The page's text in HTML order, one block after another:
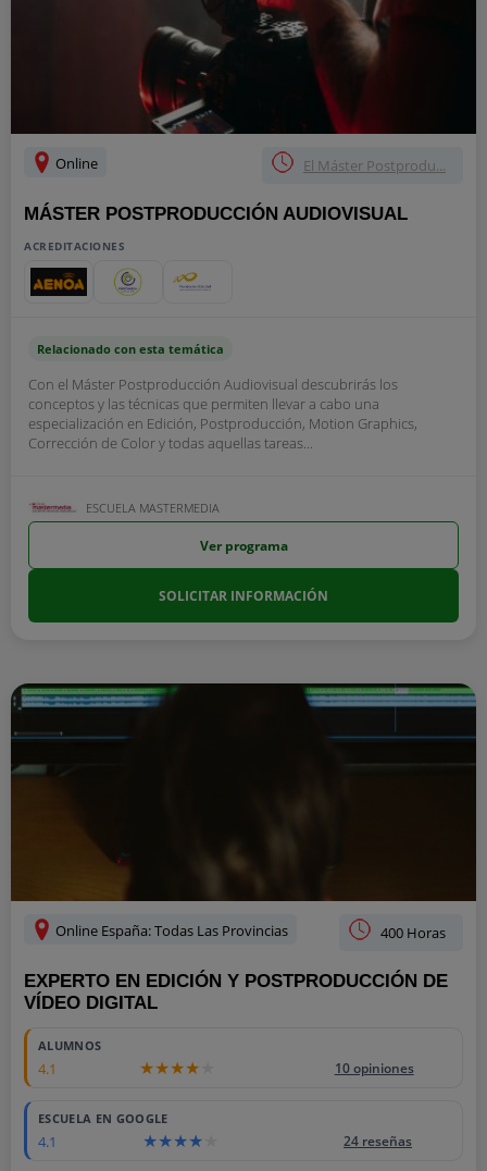
Online El Máster Postprodu...
MÁSTER POSTPRODUCCIÓN AUDIOVISUAL
ACREDITACIONES
Relacionado con esta temática
Con el Máster Postproducción Audiovisual descubrirás los
conceptos y las técnicas que permiten llevar a cabo una
especialización en Edición, Postproducción, Motion Graphics,
Corrección de Color y todas aquellas tareas...
ESCUELA MASTERMEDIA
Ver programa
SOLICITAR INFORMACIÓN
Online España: Todas Las Provincias 400 Horas
EXPERTO EN EDICIÓN Y POSTPRODUCCIÓN DE
VÍDEO DIGITAL
ALUMNOS
4.1 10 opiniones
ESCUELA EN GOOGLE
4.1 24 reseñas